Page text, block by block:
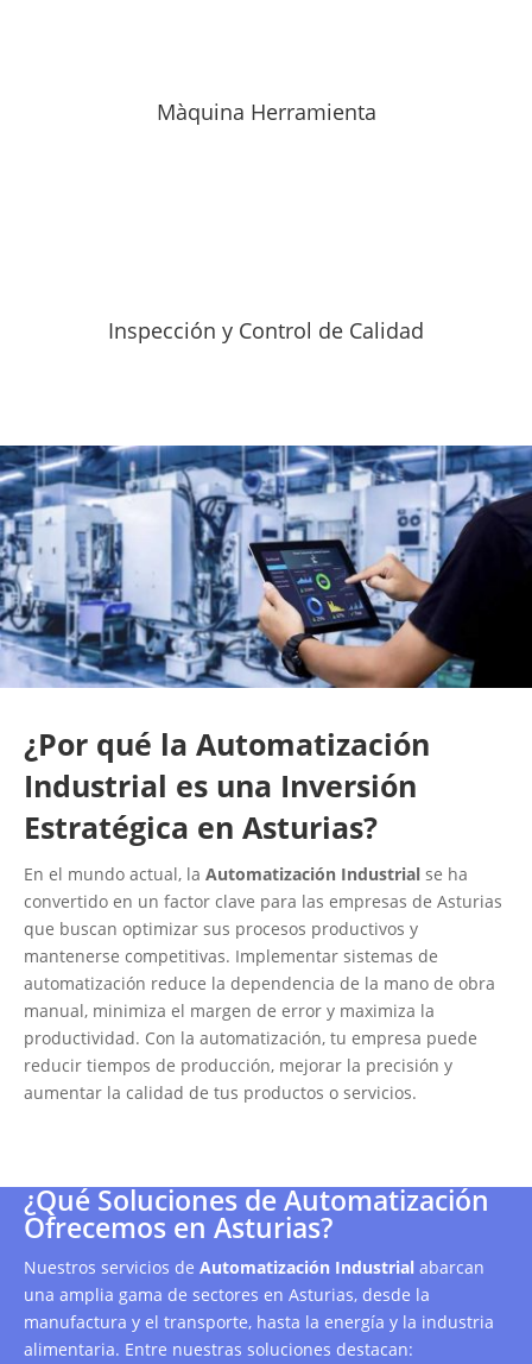
Màquina Herramienta
Inspección y Control de Calidad
¿Por qué la Automatización
Industrial es una Inversión
Estratégica en Asturias?
En el mundo actual, la Automatización Industrial se ha
convertido en un factor clave para las empresas de Asturias
que buscan optimizar sus procesos productivos y
mantenerse competitivas. Implementar sistemas de
automatización reduce la dependencia de la mano de obra
manual, minimiza el margen de error y maximiza la
productividad. Con la automatización, tu empresa puede
reducir tiempos de producción, mejorar la precisión y
aumentar la calidad de tus productos o servicios.
¿Qué Soluciones de Automatización
Ofrecemos en Asturias?
Nuestros servicios de Automatización Industrial abarcan
una amplia gama de sectores en Asturias, desde la
manufactura y el transporte, hasta la energía y la industria
alimentaria. Entre nuestras soluciones destacan: